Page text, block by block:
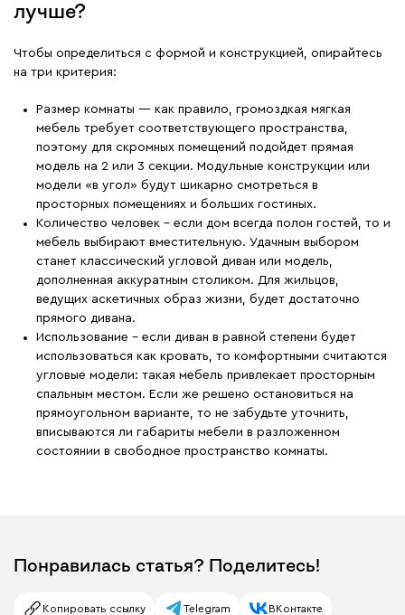
лучше?
Чтобы определиться с формой и конструкцией, опирайтесь
на три критерия:
Размер комнаты — как правило, громоздкая мягкая
мебель требует соответствующего пространства,
поэтому для скромных помещений подойдет прямая
модель на 2 или 3 секции. Модульные конструкции или
модели «в угол» будут шикарно смотреться в
просторных помещениях и больших гостиных.
Количество человек – если дом всегда полон гостей, то и
мебель выбирают вместительную. Удачным выбором
станет классический угловой диван или модель,
дополненная аккуратным столиком. Для жильцов,
ведущих аскетичных образ жизни, будет достаточно
прямого дивана.
Использование – если диван в равной степени будет
использоваться как кровать, то комфортными считаются
угловые модели: такая мебель привлекает просторным
спальным местом. Если же решено остановиться на
прямоугольном варианте, то не забудьте уточнить,
вписываются ли габариты мебели в разложенном
состоянии в свободное пространство комнаты.
Понравилась статья? Поделитесь!
Копировать ссылку Telegram ВКонтакте